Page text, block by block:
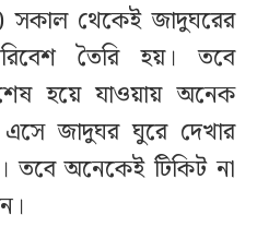
থেকেই জাদুঘরের
তৈরি হয়। তবে
হয়ে যাওয়ায় অনেক
এসে জাদুঘর ঘুরে দেখার
তবে অনেকেই টিকিট না